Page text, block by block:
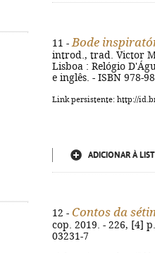
11 - Bode
introd., trad. Victor
Lisboa : Relógio
e inglês. - ISBN 978-
Link persistente: http://
ADICIONAR À
12 - Contos da
cop. 2019. - 226, [4]
03231-7